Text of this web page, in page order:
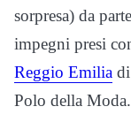
sorpresa) da
impegni presi
Reggio Emilia
Polo della Moda.